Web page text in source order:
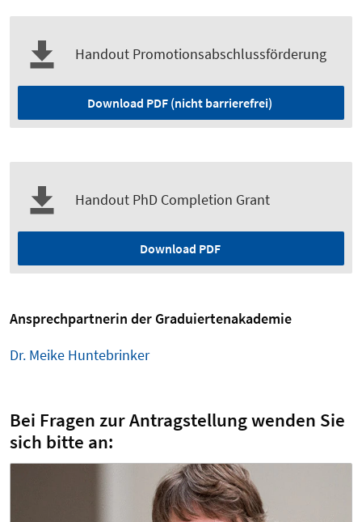
Handout Promotionsabschlussförderung
Download PDF (nicht barrierefrei)
Handout PhD Completion Grant
Download PDF
Ansprechpartnerin der Graduiertenakademie
Dr. Meike Huntebrinker
Bei Fragen zur Antragstellung wenden Sie
sich bitte an: